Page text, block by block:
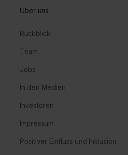
Über uns
Rückblick
Team
Jobs
In den Medien
Investoren
Impressum
Positiver Einfluss und Inklusion